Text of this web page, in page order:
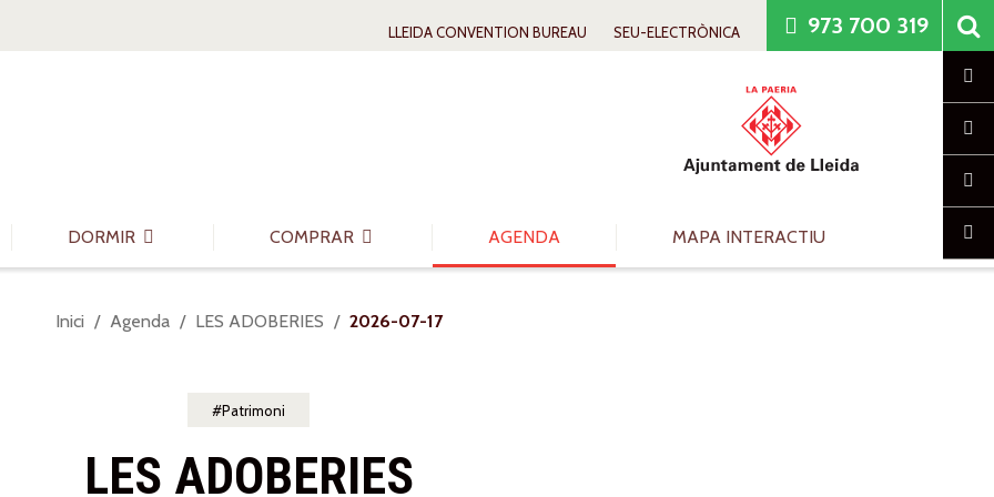
LLEIDA CONVENTION BUREAU SEU-ELECTRÒNICA 973 700 319
DORMIR COMPRAR AGENDA MAPA INTERACTIU
Sou
Inici Agenda LES ADOBERIES 2026-07-17
Patrimoni
LES ADOBERIES